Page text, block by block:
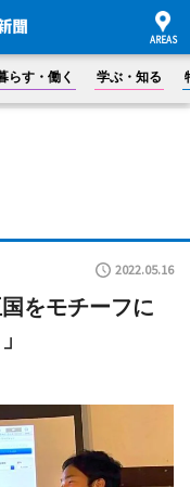
らす・働く 学ぶ・知る
2022.05.16
をモチーフに